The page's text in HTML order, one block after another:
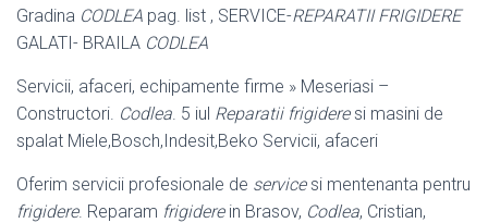
Gradina CODLEA pag. list , SERVICE-REPARATII FRIGIDERE
GALATI- BRAILA CODLEA
Servicii, afaceri, echipamente firme » Meseriasi –
Constructori. Codlea . 5 iul Reparatii frigideresi masini de
spalat Miele,Bosch,Indesit,Beko Servicii, afaceri
Oferim servicii profesionale de servicesi mentenanta pentru
frigidere. Reparam frigiderein Brasov, Codlea, Cristian,